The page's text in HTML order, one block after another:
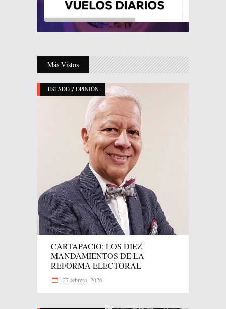
Más Vistos
ESTADO / OPINIÓN
CARTAPACIO: LOS DIEZ
MANDAMIENTOS DE LA
REFORMA ELECTORAL
27 febrero, 2026